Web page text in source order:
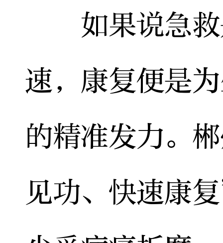
如果说急救
速，康复便是
的精准发力。
见功、快速康